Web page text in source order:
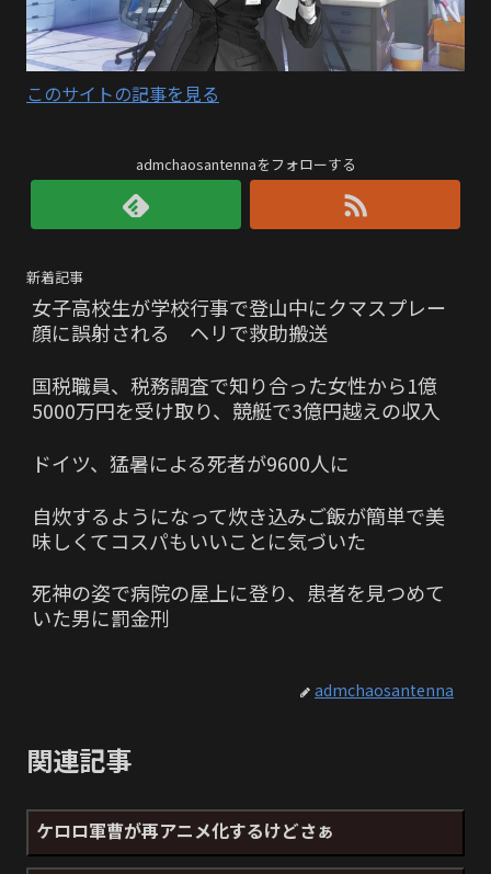
このサイトの記事を見る
admchaosantennaをフォローする
新着記事
女子高校生が学校行事で登山中にクマスプレー
顔に誤射される ヘリで救助搬送
国税職員、税務調査で知り合った女性から1億
5000万円を受け取り、競艇で3億円越えの収入
ドイツ、猛暑による死者が9600人に
自炊するようになって炊き込みご飯が簡単で美
味しくてコスパもいいことに気づいた
死神の姿で病院の屋上に登り、患者を見つめて
いた男に罰金刑
admchaosantenna
関連記事
ケロロ軍曹が再アニメ化するけどさぁ